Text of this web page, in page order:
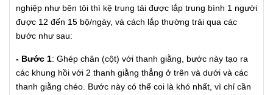
nghiệp như bên tôi thì kệ trung tải được lắp trung bình 1 người
được 12 đến 15 bộ/ngày, và cách lắp thường trải qua các
bước như sau:
- Bước 1: Ghép chân (cột) với thanh giằng, bước này tạo ra
các khung hồi với 2 thanh giằng thẳng ở trên và dưới và các
thanh giằng chéo. Bước này có thể coi là khó nhất, vì chỉ cần